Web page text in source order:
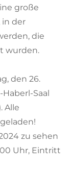
große
in der
die
wurden.
den 26.
Saal
Alle
zu sehen
Uhr, Eintritt